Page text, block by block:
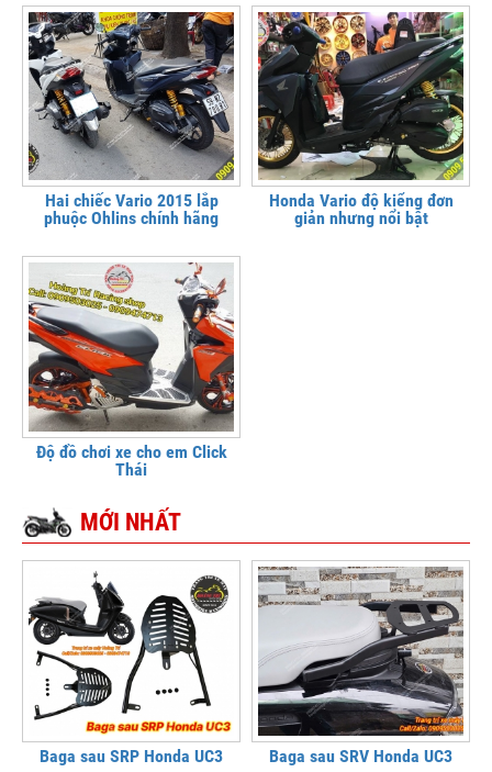
Hai chiếc Vario 2015 lắp
phuộc Ohlins chính hãng
Honda Vario độ kiểng đơn
giản nhưng nổi bật
Độ đồ chơi xe cho em Click
Thái
MỚI NHẤT
Baga sau SRP Honda UC3 Baga sau SRV Honda UC3